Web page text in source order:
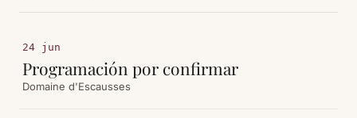
24 jun
Programación por confirmar
Domaine d'Escausses